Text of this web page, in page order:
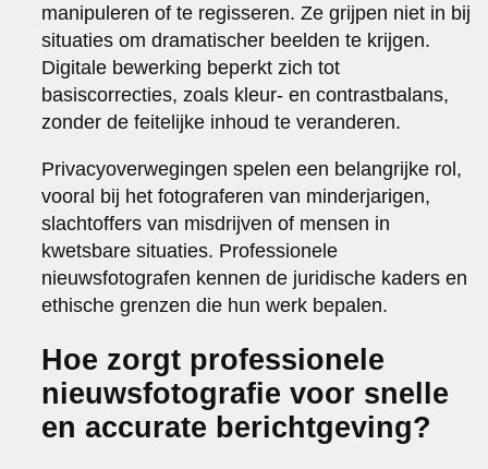
manipuleren of te regisseren. Ze grijpen niet in bij
situaties om dramatischer beelden te krijgen.
Digitale bewerking beperkt zich tot
basiscorrecties, zoals kleur- en contrastbalans,
zonder de feitelijke inhoud te veranderen.
Privacyoverwegingen spelen een belangrijke rol,
vooral bij het fotograferen van minderjarigen,
slachtoffers van misdrijven of mensen in
kwetsbare situaties. Professionele
nieuwsfotografen kennen de juridische kaders en
ethische grenzen die hun werk bepalen.
Hoe zorgt professionele
nieuwsfotografie voor snelle
en accurate berichtgeving?